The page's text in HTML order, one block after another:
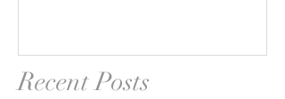
Recent Posts